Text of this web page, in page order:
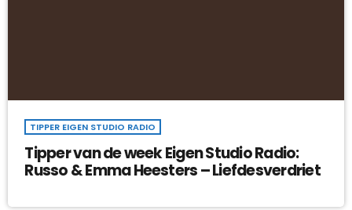
TIPPER EIGEN STUDIO RADIO
Tipper van de week Eigen Studio Radio:
Russo & Emma Heesters – Liefdesverdriet